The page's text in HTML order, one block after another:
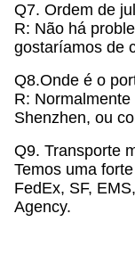
Q7. Ordem de
R: Não há
gostaríamos de
Q8.Onde é o
R:
Shenzhen, ou
Q9. Transporte
Temos uma
FedEx, SF,
Agency.